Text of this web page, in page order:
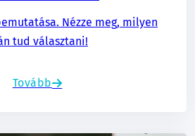
Nézze meg, milyen
tud választani!
Tovább